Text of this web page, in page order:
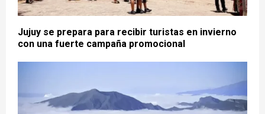
Jujuy se prepara para recibir turistas en invierno
con una fuerte campaña promocional